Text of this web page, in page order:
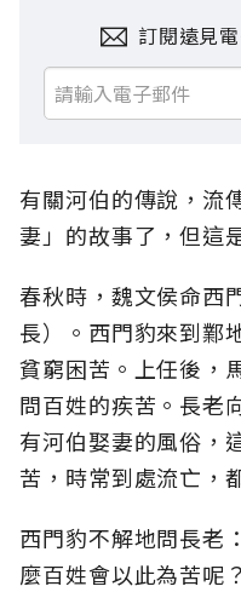
訂閱遠見
有關河伯的傳說，流
妻」的故事了，但這
春秋時，魏文侯命西
長）。西門豹來到鄴
貧窮困苦。上任後，
問百姓的疾苦。長老
有河伯娶妻的風俗，
苦，時常到處流亡，
西門豹不解地問長老
麼百姓會以此為苦呢？